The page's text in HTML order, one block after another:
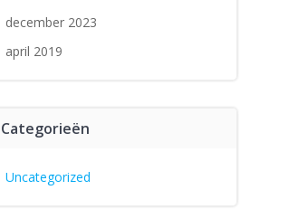
december 2023
april 2019
Categorieën
Uncategorized